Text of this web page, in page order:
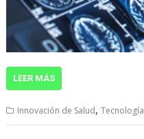
LEER MÁS
Innovación de Salud,Tecnología